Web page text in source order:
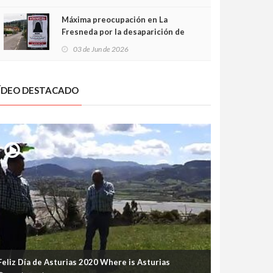
Máxima preocupación en La
Fresneda por la desaparición de
03 de Jun de 2026
DESTACADO
Día de Asturias 2020 Where is Asturias